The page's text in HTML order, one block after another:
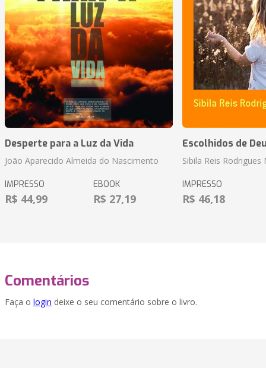
Desperte para a Luz da Vida
João Aparecido Almeida do Nascimento
IMPRESSO
R$ 44,99
EBOOK
R$ 27,19
Escolhidos de
Sibila Reis
IMPRESSO
R$ 46,18
Comentários
Faça o login deixe o seu comentário sobre o livro.